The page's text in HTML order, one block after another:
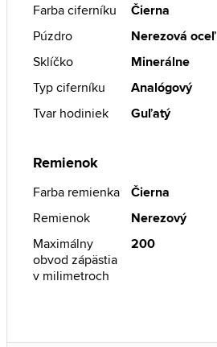
Farba ciferníku
Čierna
Púzdro
Nerezová oceľ
Sklíčko
Minerálne
Typ ciferníku
Analógový
Tvar hodiniek
Guľatý
Remienok
Farba remienka
Čierna
Remienok
Nerezový
Maximálny
obvod zápästia
v milimetroch
200